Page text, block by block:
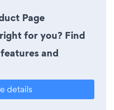
Page
for you? Find
and
details